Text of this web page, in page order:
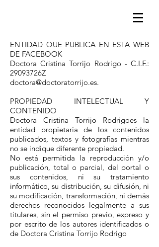
ENTIDAD QUE PUBLICA EN ESTA WEB
DE FACEBOOK
Doctora Cristina Torrijo Rodrigo - C.I.F.:
29093726Z
doctora@doctoratorrijo.es.
PROPIEDAD INTELECTUAL Y
CONTENIDO
Doctora Cristina Torrijo Rodrigoes la
entidad propietaria de los contenidos
publicados, textos y fotografías mientras
no se indique diferente propiedad.
No está permitida la reproducción y/o
publicación, total o parcial, del portal o
sus contenidos, ni su tratamiento
informático, su distribución, su difusión, ni
su modificación, transformación, ni demás
derechos reconocidos legalmente a sus
titulares, sin el permiso previo, expreso y
por escrito de los autores identificados o
de Doctora Cristina Torrijo Rodrigo